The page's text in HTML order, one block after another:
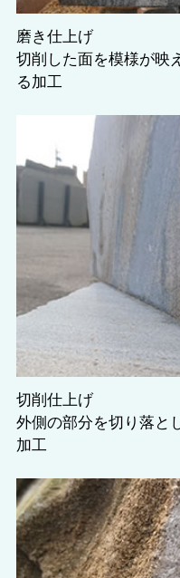
磨き仕上げ
切削した面を模様が映
る加工
切削仕上げ
外側の部分を切り落と
加工